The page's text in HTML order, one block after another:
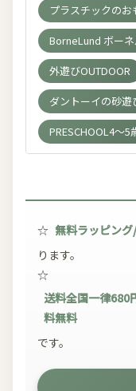
プラスチックのお
BorneLund ボー
外遊びOUTDOOR
ダントーイの砂遊
PRESCHOOL4～5
☆ 無料ラッピン
ります。
☆
送料全国一律
料無料
です。